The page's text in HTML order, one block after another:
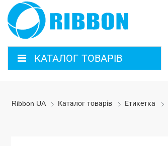
КАТАЛОГ ТОВАРІВ
Ribbon UA Каталог товарів Етикетка